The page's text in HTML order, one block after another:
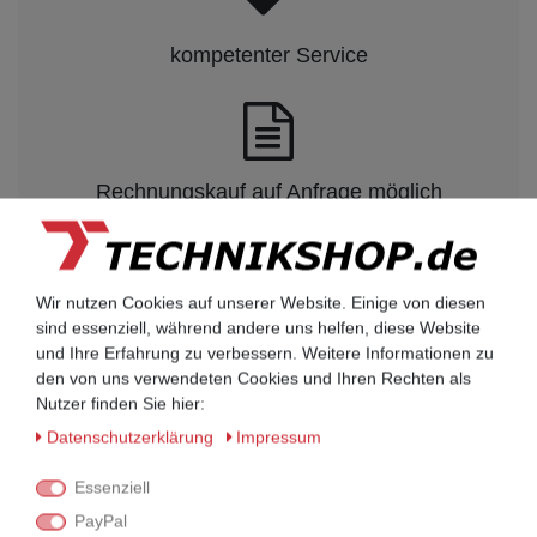
kompetenter Service
Rechnungskauf auf Anfrage möglich
Kauf auf Rechnung nach
vorheriger Absprache möglich.
Behörden, Banken, Firmen, Bestandskunden,
öffentliche & staatliche Einrichtungen, Schulen,
Universitäten und Institute können bei uns auf
Rechnung bestellen.
Nehmen Sie dazu einfach telefonisch oder per
Wir nutzen Cookies auf unserer Website. Einige von diesen
sind essenziell, während andere uns helfen, diese Website
und Ihre Erfahrung zu verbessern. Weitere Informationen zu
den von uns verwendeten Cookies und Ihren Rechten als
Nutzer finden Sie hier:
Daten­schutz­erklärung
Impressum
Essenziell
PayPal